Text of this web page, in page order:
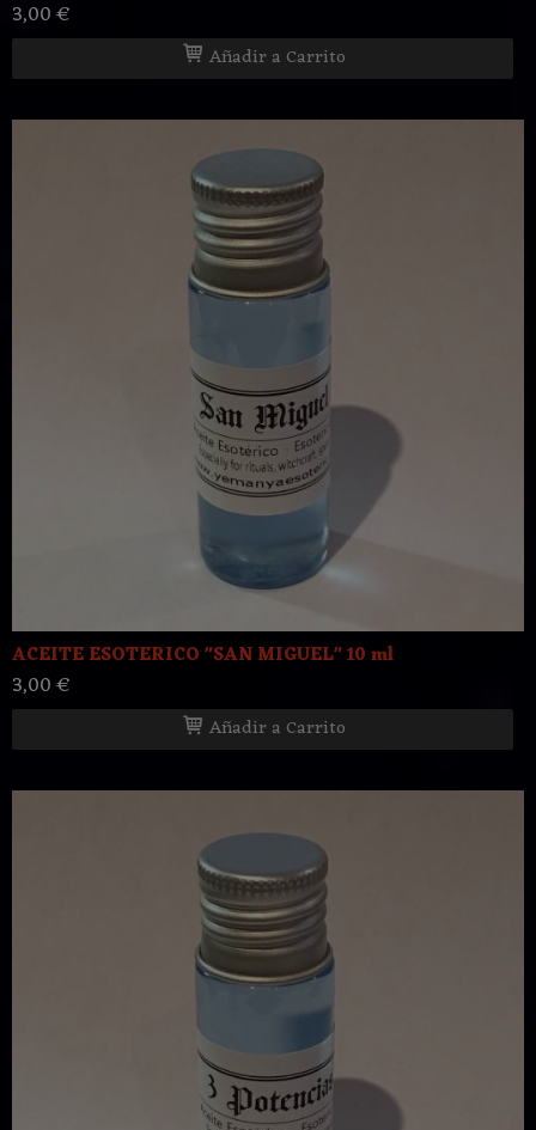
3,00 €
Añadir a Carrito
ACEITE ESOTERICO "SAN MIGUEL" 10 ml
3,00 €
Añadir a Carrito